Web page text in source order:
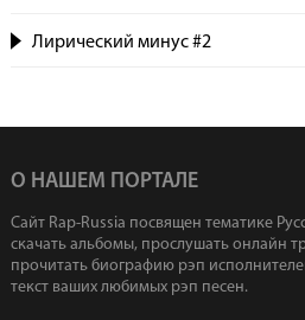
Лирический минус #2
О НАШЕМ ПОРТАЛЕ
Сайт Rap-Russia посвящен тематике
скачать альбомы, прослушать онлайн
прочитать биографию рэп
текст ваших любимых рэп песен.